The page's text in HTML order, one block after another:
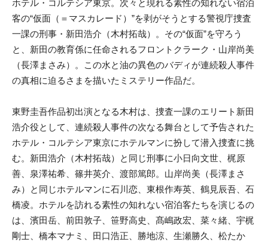
ホテル・コルテシア東京。次々と現れる素性の知れない宿泊
客の“仮面（＝マスカレード）”を剥がそうとする警視庁捜査
一課の刑事・新田浩介（木村拓哉）。その“仮面”を守ろう
と、新田の教育係に任命されるフロントクラーク・山岸尚美
（長澤まさみ）。この水と油の異色のバディが連続殺人事件
の真相に迫るさまを描いたミステリー作品だ。
東野圭吾作品初出演となる木村は、捜査一課のエリート新田
浩介役として、連続殺人事件の次なる舞台として予告された
ホテル・コルテシア東京にホテルマンに扮して潜入捜査に挑
む。新田浩介（木村拓哉）と同じ刑事に小日向文世、梶原
善、泉澤祐希、篠井英介、渡部篤郎。山岸尚美（長澤まさ
み）と同じホテルマンに石川恋、東根作寿英、鶴見辰吾、石
橋凌。ホテルを訪れる素性の知れない宿泊客たちを演じるの
は、濱田岳、前田敦子、笹野高史、髙嶋政宏、菜々緒、宇梶
剛士、橋本マナミ、田口浩正、勝地涼、生瀬勝久、松たか